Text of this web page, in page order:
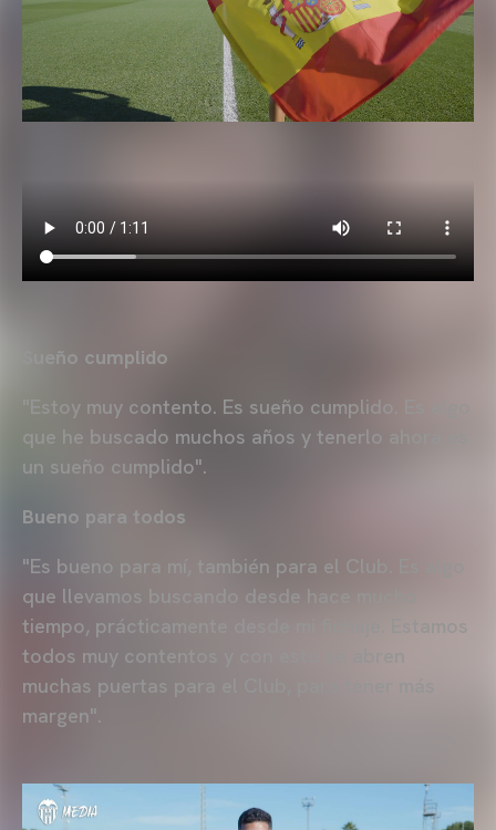
Sueño cumplido
"Estoy muy contento. Es sueño cumplido. Es algo
que he buscado muchos años y tenerlo ahora es
un sueño cumplido".
Bueno para todos
"Es bueno para mí, también para el Club. Es algo
que llevamos buscando desde hace mucho
tiempo, prácticamente desde mi fichaje. Estamos
todos muy contentos y con esto se abren
muchas puertas para el Club, para tener más
margen".